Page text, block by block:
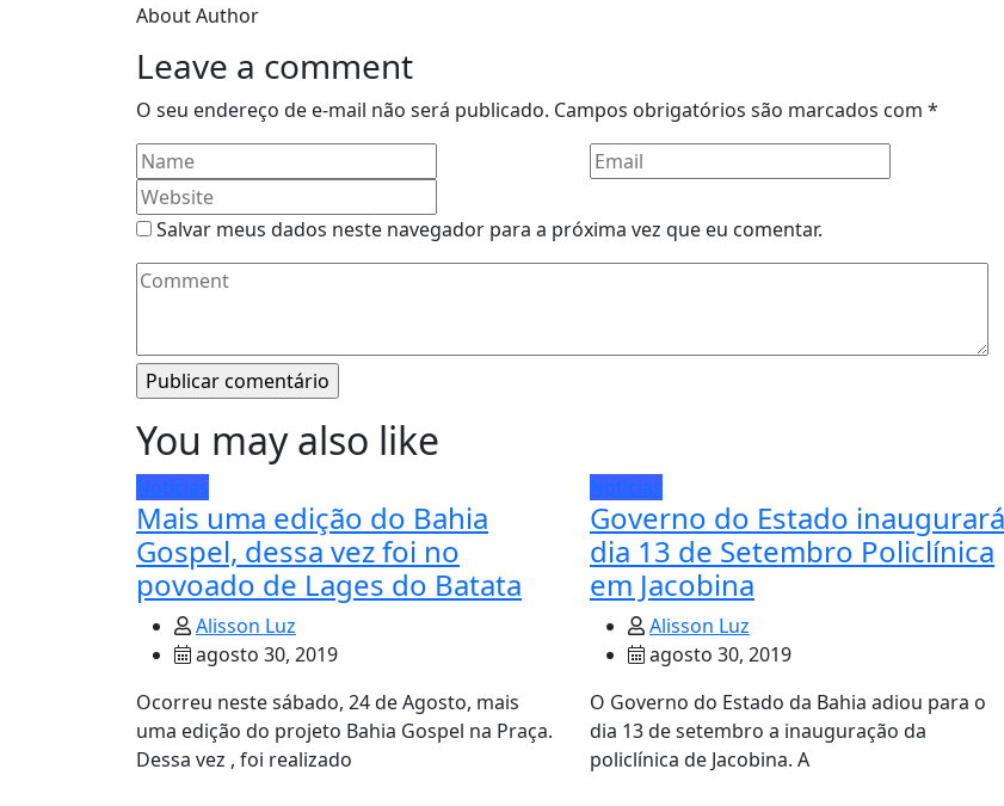
About Author
Leave a comment
O seu endereço de e-mail não será publicado. Campos obrigatórios são marcados com *
Salvar meus dados neste navegador para a próxima vez que eu comentar.
You may also like
Notícias
Mais uma edição do Bahia
Gospel, dessa vez foi no
povoado de Lages do Batata
Alisson Luz
agosto 30, 2019
Ocorreu neste sábado, 24 de Agosto, mais
uma edição do projeto Bahia Gospel na Praça.
Dessa vez , foi realizado
Notícias
Governo do Estado inaugurará
dia 13 de Setembro Policlínica
em Jacobina
Alisson Luz
agosto 30, 2019
O Governo do Estado da Bahia adiou para o
dia 13 de setembro a inauguração da
policlínica de Jacobina. A